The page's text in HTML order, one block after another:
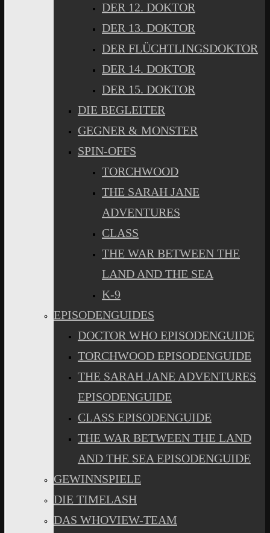
DER 12. DOKTOR
DER 13. DOKTOR
DER FLÜCHTLINGSDOKTOR
DER 14. DOKTOR
DER 15. DOKTOR
DIE BEGLEITER
GEGNER & MONSTER
SPIN-OFFS
TORCHWOOD
THE SARAH JANE
ADVENTURES
CLASS
THE WAR BETWEEN THE
LAND AND THE SEA
K-9
EPISODENGUIDES
DOCTOR WHO EPISODENGUIDE
TORCHWOOD EPISODENGUIDE
THE SARAH JANE ADVENTURES
EPISODENGUIDE
CLASS EPISODENGUIDE
THE WAR BETWEEN THE LAND
AND THE SEA EPISODENGUIDE
GEWINNSPIELE
DIE TIMELASH
DAS WHOVIEW-TEAM